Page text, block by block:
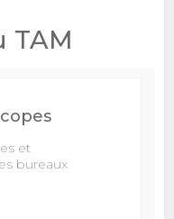
TAM
et
bureaux